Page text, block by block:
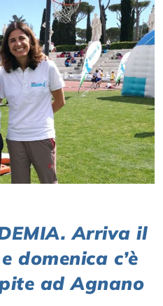
Arriva il
domenica c’è
ad Agnano